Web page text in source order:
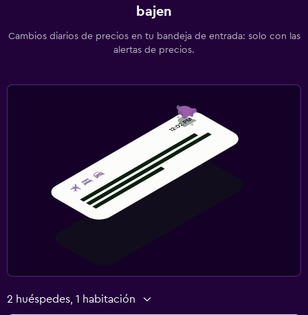
bajen
Cambios diarios de precios en tu bandeja de entrada: solo con las
alertas de precios.
2 huéspedes, 1 habitación